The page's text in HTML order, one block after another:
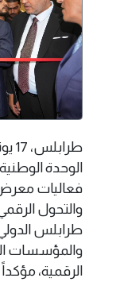
الوحدة الوطنية
فعاليات معرض
طرابلس
والمؤسسات
الرقمية،